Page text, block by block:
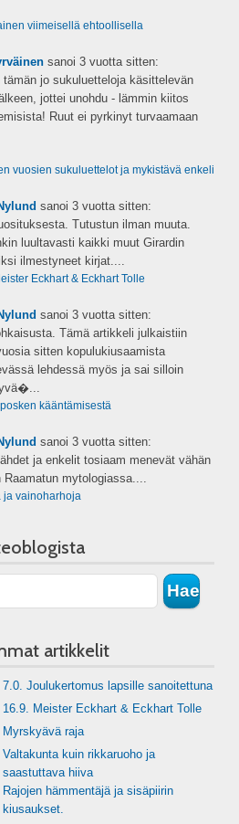
viimeisellä ehtoollisella
sanoi 3 vuotta sitten:
tämän jo sukuluetteloja käsittelevän
jottei unohdu - lämmin kiitos
Ruut ei pyrkinyt turvaamaan
vuosien sukuluettelot ja mykistävä enkeli
sanoi 3 vuotta sitten:
Tutustun ilman muuta.
luultavasti kaikki muut Girardin
ilmestyneet kirjat....
Eckhart & Eckhart Tolle
sanoi 3 vuotta sitten:
Tämä artikkeli julkaistiin
sitten kopulukiusaamista
lehdessä myös ja sai silloin
kääntämisestä
sanoi 3 vuotta sitten:
ja enkelit tosiaam menevät vähän
Raamatun mytologiassa....
ja vainoharhoja
artikkelit
7.0. Joulukertomus lapsille sanoitettuna
16.9. Meister Eckhart & Eckhart Tolle
Myrskyävä raja
Valtakunta kuin rikkaruoho ja
saastuttava hiiva
Rajojen hämmentäjä ja sisäpiirin
kiusaukset.